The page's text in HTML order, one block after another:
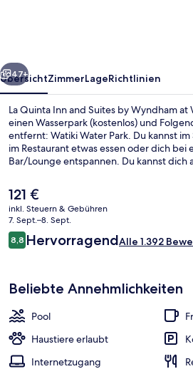
Wyndham
at
WaTiki
Waterpark
Weiter
47+
ÜbersichtZimmerLageRichtlinien
La Quinta Inn and Suites by Wyndham at
einen Wasserpark (kostenlos) und
entfernt: Watiki Water Park. Du kannst
im Restaurant etwas essen oder dich bei
Bar/Lounge entspannen. Du kannst dich
Mikrowellen versehen. Das hilfsbereite
erhalten tolle Bewertungen von anderen
Der
aktuelle
Preis
beträgt
121 €.
121 €
inkl. Steuern & Gebühren
7. Sept.–8. Sept.
Bewertungen
8,88,8 von 10.
HervorragendAlle 1.392
Beliebte Annehmlichkeiten
Pool
Haustiere erlaubt
Internetzugang